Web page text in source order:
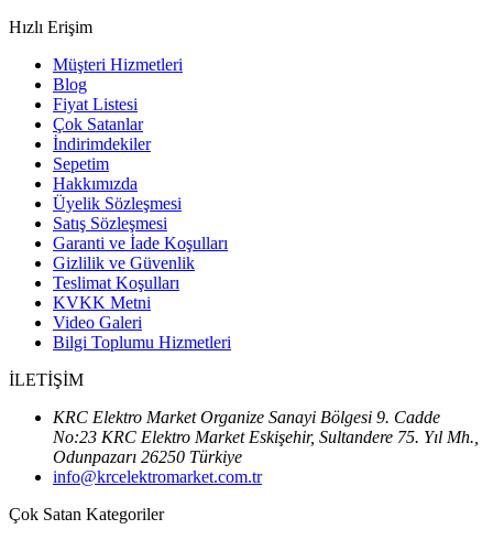
Hızlı Erişim
Müşteri Hizmetleri
Blog
Fiyat Listesi
Çok Satanlar
İndirimdekiler
Sepetim
Hakkımızda
Üyelik Sözleşmesi
Satış Sözleşmesi
Garanti ve İade Koşulları
Gizlilik ve Güvenlik
Teslimat Koşulları
KVKK Metni
Video Galeri
Bilgi Toplumu Hizmetleri
İLETİŞİM
KRC Elektro Market Organize Sanayi Bölgesi 9. Cadde
No:23 KRC Elektro Market Eskişehir, Sultandere 75. Yıl Mh.,
Odunpazarı 26250 Türkiye
info@krcelektromarket.com.tr
Çok Satan Kategoriler